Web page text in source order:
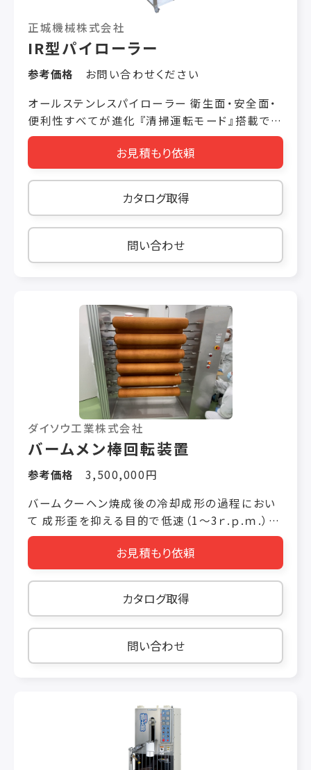
正城機械株式会社
IR型パイローラー
参考価格
お問い合わせください
オールステンレスパイローラー 衛生面・安全面・
便利性すべてが進化 『清掃運転モード』搭載でさ
らに安全で簡単にご使用いただけます
お見積もり依頼
カタログ取得
問い合わせ
ダイソウ工業株式会社
バームメン棒回転装置
参考価格
3,500,000円
バームクーヘン焼成後の冷却成形の過程におい
て 成形歪を抑える目的で低速（1～3ｒ.ｐ.ｍ.）に
回転させている。 収納本数を有効に増やせるよ
う、3列に千鳥で配置しており、駆動は1つのモー
ターで実施している。
お見積もり依頼
カタログ取得
問い合わせ